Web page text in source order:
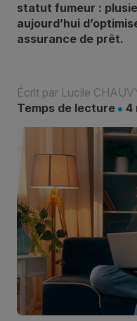
statut fumeur :
aujourd’hui
assurance de prêt.
Écrit par Lucile
Temps de lecture
4